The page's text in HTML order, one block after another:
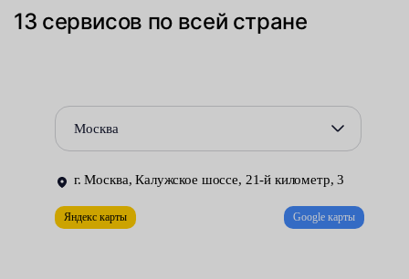
марки и модели. Перед непосредственной работой наши
Далее операция проводится в несколько этапов:
демонтаж цоколя и отключение клеммника под ним;
зацеп и снятие проволочной скобы;
извлечение лампы;
13 сервисов по всей стране
Москва
г. Москва, Калужское шоссе, 21-й километр, 3
Яндекс карты Google карты